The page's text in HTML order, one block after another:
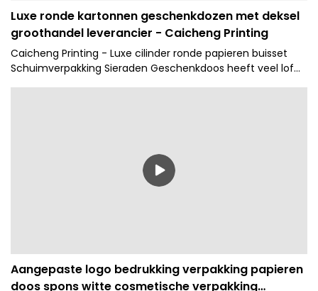
Luxe ronde kartonnen geschenkdozen met deksel
groothandel leverancier - Caicheng Printing
Caicheng Printing - Luxe cilinder ronde papieren buisset
Schuimverpakking Sieraden Geschenkdoos heeft veel lof
Aangepaste logo bedrukking verpakking papieren
doos spons witte cosmetische verpakking